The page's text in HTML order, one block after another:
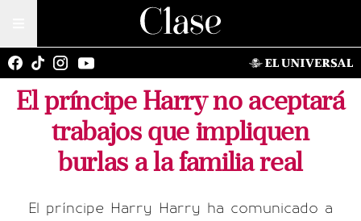
El príncipe Harry no aceptará
trabajos que impliquen
burlas a la familia real
El príncipe Harry Harry ha comunicado a